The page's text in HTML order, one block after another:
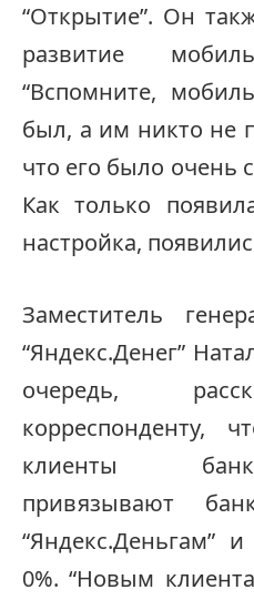
“Открытие”. Он
развитие
“Вспомните,
был, а им никто не
что его было очень
Как только
настройка,
Заместитель
“Яндекс.Денег”
очередь,
корреспонденту,
клиенты
привязывают
“Яндекс.Деньгам”
0%. “Новым